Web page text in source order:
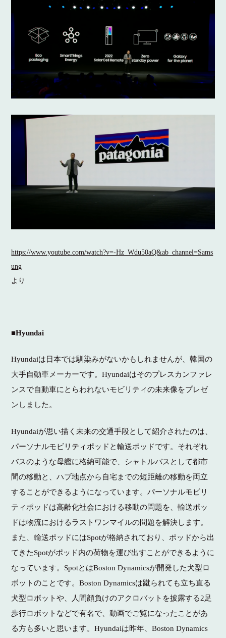
https://www.youtube.com/watch?v=-Hz_Wdu50aQ&ab_channel=Sams
ung
より
■Hyundai
Hyundaiは日本では馴染みがないかもしれませんが、韓国の
大手自動車メーカーです。Hyundaiはそのプレスカンファレ
ンスで自動車にとらわれないモビリティの未来像をプレゼ
ンしました。
Hyundaiが思い描く未来の交通手段として紹介されたのは、
パーソナルモビリティポッドと輸送ポッドです。それぞれ
バスのような母艦に格納可能で、シャトルバスとして都市
間の移動と、ハブ地点から自宅までの短距離の移動を両立
することができるようになっています。パーソナルモビリ
ティポッドは高齢化社会における移動の問題を、輸送ポッ
ドは物流におけるラストワンマイルの問題を解決します。
また、輸送ポッドにはSpotが格納されており、ポッドから出
てきたSpotがポッド内の荷物を運び出すことができるように
なっています。SpotとはBoston Dynamicsが開発した犬型ロ
ボットのことです。Boston Dynamicsは蹴られても立ち直る
犬型ロボットや、人間顔負けのアクロバットを披露する2足
歩行ロボットなどで有名で、動画でご覧になったことがあ
る方も多いと思います。Hyundaiは昨年、Boston Dynamics